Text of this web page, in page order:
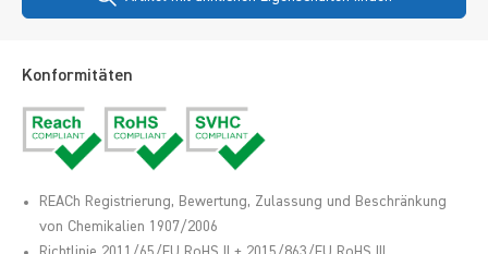
Konformitäten
REACh Registrierung, Bewertung, Zulassung und Beschränkung
von Chemikalien 1907/2006